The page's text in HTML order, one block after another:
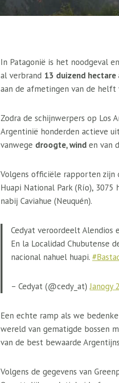
In Patagonië is het noodgeval
al verbrand 13 duizend
aan de afmetingen van de helft
Zodra de schijnwerpers op Los
Argentinië honderden actieve
vanwege droogte, wind en van
Volgens officiële rapporten zijn
Huapi National Park (Río),
nabij Caviahue (Neuquén).
Cedyat veroordeelt Alendios
En la Localidad Chubutense
nacional nahuel huapi.
– Cedyat (@cedy_at)Janogy
Een echte ramp als we
wereld van gematigde bossen
van de best bewaarde
Volgens de gegevens van